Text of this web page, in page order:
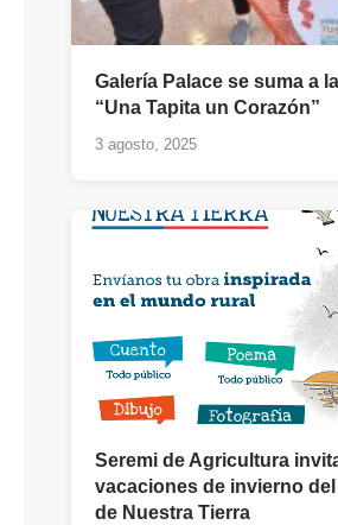
Galería Palace se suma a
“Una Tapita un Corazón”
3 agosto, 2025
Seremi de Agricultura
vacaciones de invierno
de Nuestra Tierra